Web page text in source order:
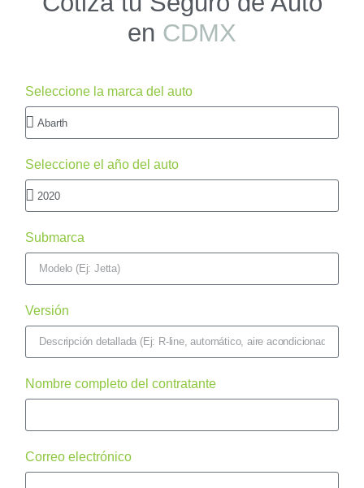
en CDMX
Seleccione la marca del auto
Seleccione el año del auto
Submarca
Versión
Nombre completo del contratante
Correo electrónico